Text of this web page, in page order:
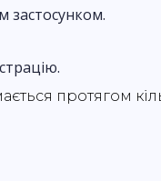
застосунком.
протягом